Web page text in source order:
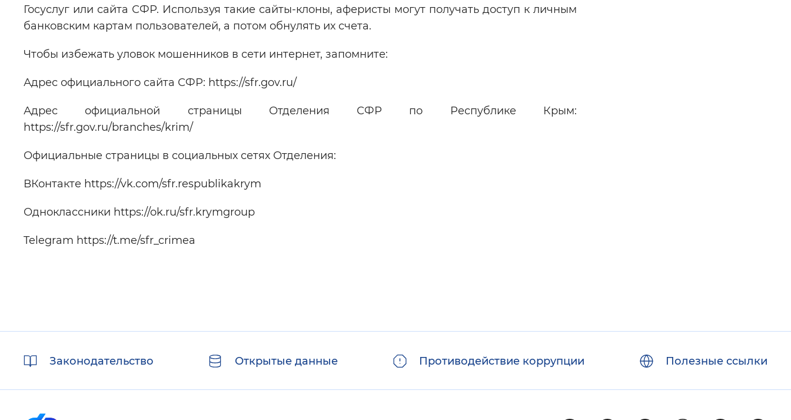
Госуслуг или сайта СФР. Используя такие сайты-клоны, аферисты могут получать доступ к личным
банковским картам пользователей, а потом обнулять их счета.
Чтобы избежать уловок мошенников в сети интернет, запомните:
Адрес официального сайта СФР: https://sfr.gov.ru/
Адрес официальной страницы Отделения СФР по Республике Крым:
https://sfr.gov.ru/branches/krim/
Официальные страницы в социальных сетях Отделения:
ВКонтакте https://vk.com/sfr.respublikakrym
Одноклассники https://ok.ru/sfr.krymgroup
Telegram https://t.me/sfr_crimea
ссылкиЗаконодательство Открытые данные Противодействие коррупции Полезные ссылки